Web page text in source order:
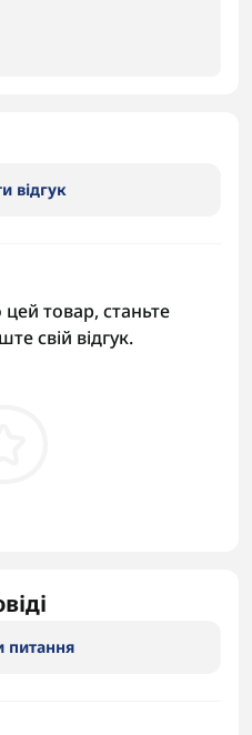
відгук
цей товар, станьте
свій відгук.
питання